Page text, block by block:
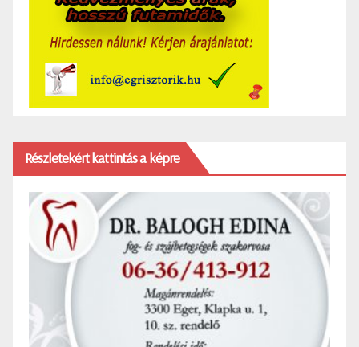
Részletekért kattintás a képre